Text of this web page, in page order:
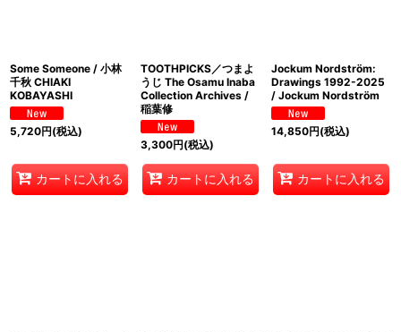
Some Someone / 小林
千秋 CHIAKI
KOBAYASHI
5,720円(税込)
カートに入れる
TOOTHPICKS／つまよ
うじ The Osamu Inaba
Collection Archives /
稲葉修
3,300円(税込)
カートに入れる
Jockum Nordström:
Drawings 1992-2025
/ Jockum Nordström
14,850円(税込)
カートに入れる